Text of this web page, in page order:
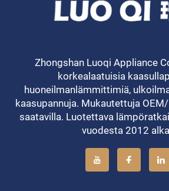
Zhongshan Luoqi Appliance
korkealaatuisia
huoneilmanlämmittimiä,
kaasupannuja. Mukautettuja
saatavilla. Luotettava
vuodesta 2012